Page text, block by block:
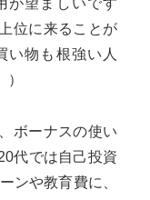
が望ましいです
位に来ることが
い物も根強い人
ボーナスの使い
代では自己投資
ンや教育費に、